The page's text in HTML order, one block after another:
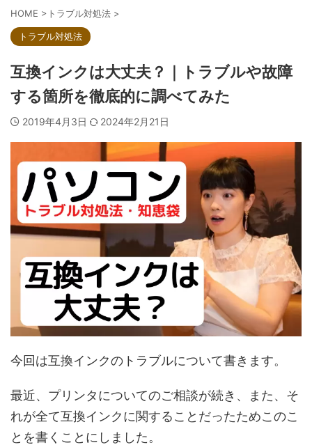
HOME > トラブル対処法 >
トラブル対処法
互換インクは大丈夫？｜トラブルや故障
する箇所を徹底的に調べてみた
2019年4月3日 2024年2月21日
今回は互換インクのトラブルについて書きます。
最近、プリンタについてのご相談が続き、また、そ
れが全て互換インクに関することだったためこのこ
とを書くことにしました。